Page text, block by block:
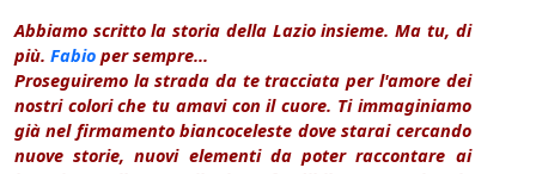
Abbiamo scritto la storia della Lazio insieme. Ma tu, di
più. Fabio per sempre...
Proseguiremo la strada da te tracciata per l'amore dei
nostri colori che tu amavi con il cuore. Ti immaginiamo
già nel firmamento biancoceleste dove starai cercando
nuove storie, nuovi elementi da poter raccontare ai